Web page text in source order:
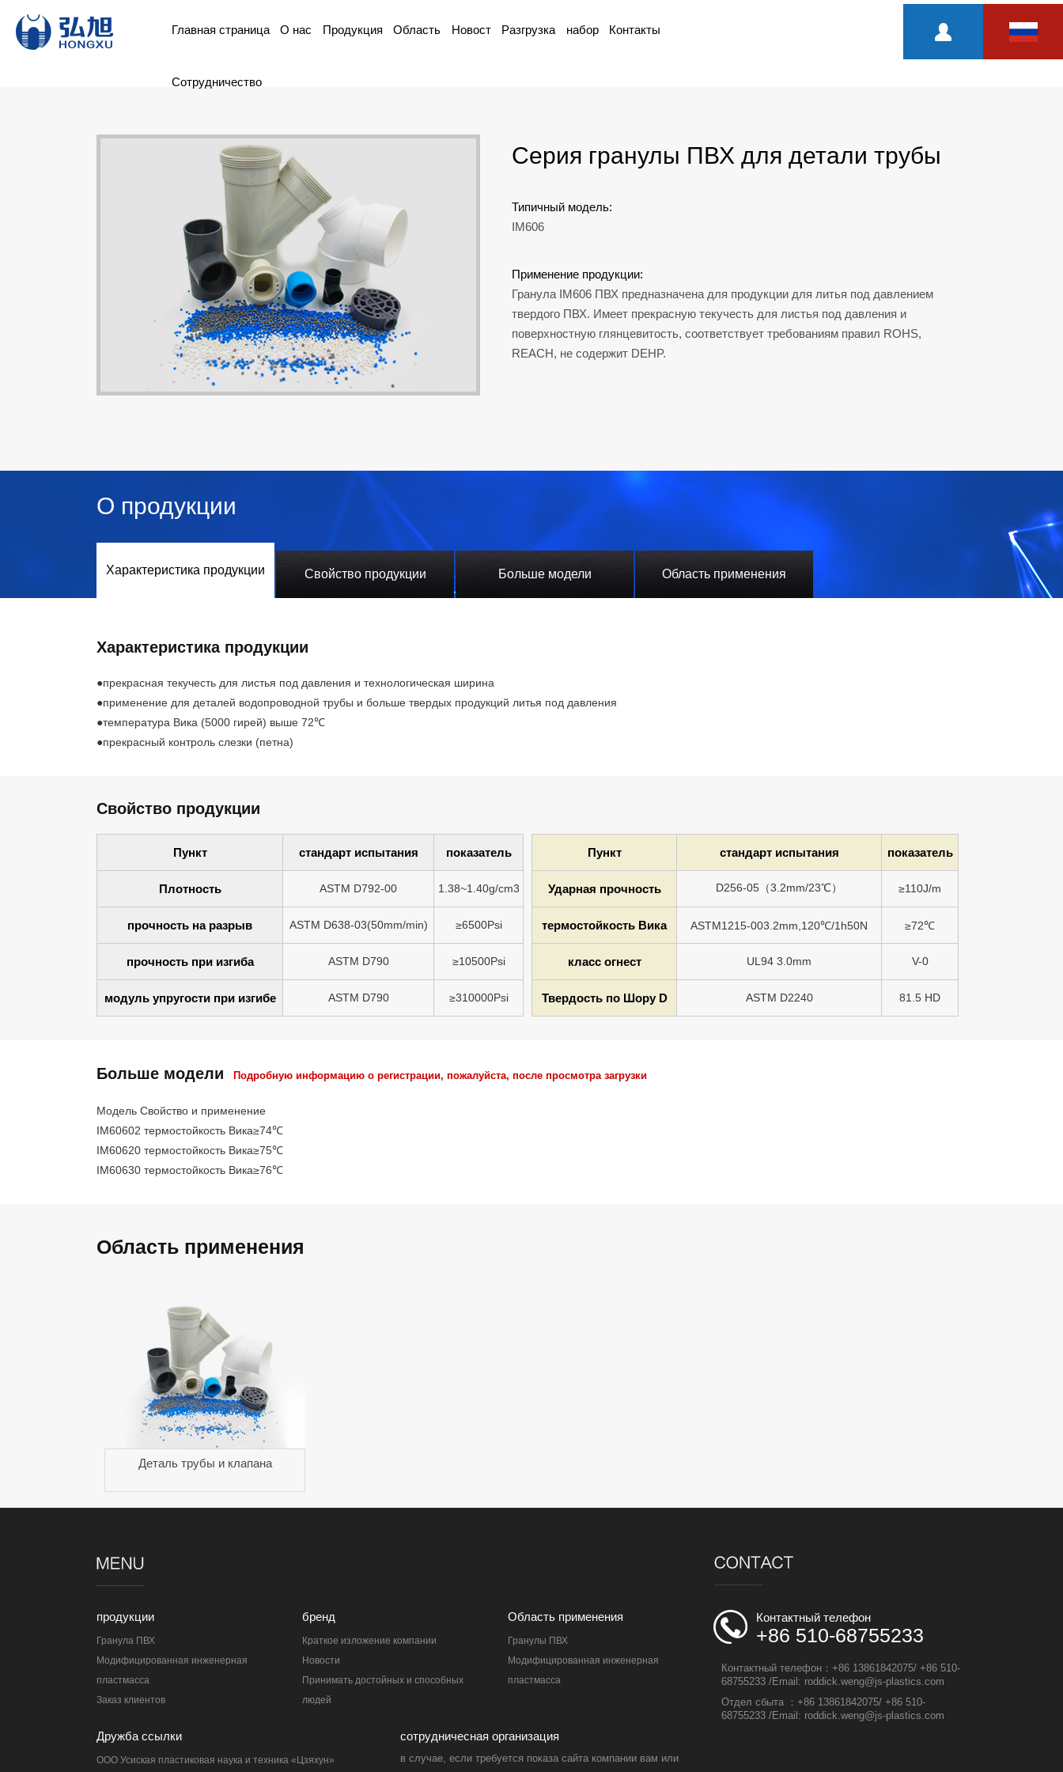
Главная страница О нас Продукция Область Новост Разгрузка набор Контакты
Сотрудничество
Серия гранулы ПВХ для детали трубы
Типичный модель:
IM606
Применение продукции:
Гранула IM606 ПВХ предназначена для продукции для литья под давлением
твердого ПВХ. Имеет прекрасную текучесть для листья под давления и
поверхностную глянцевитость, соответствует требованиям правил ROHS,
REACH, не содержит DEHP.
О продукции
Характеристика продукции Свойство продукции Больше модели Область применения
Характеристика продукции
●прекрасная текучесть для листья под давления и технологическая ширина
●применение для деталей водопроводной трубы и больше твердых продукций литья под давления
●температура Вика (5000 гирей) выше 72℃
●прекрасный контроль слезки (петна)
Свойство продукции
Пункт стандарт испытания показатель
Плотность ASTM D792-00 1.38~1.40g/cm3
прочность на разрыв ASTM D638-03(50mm/min) ≥6500Psi
прочность при изгиба ASTM D790 ≥10500Psi
модуль упругости при изгибе ASTM D790 ≥310000Psi
Пункт стандарт испытания показатель
Ударная прочность D256-05（3.2mm/23℃） ≥110J/m
термостойкость Вика ASTM1215-003.2mm,120℃/1h50N ≥72℃
класс огнест UL94 3.0mm V-0
Твердость по Шору D ASTM D2240 81.5 HD
Больше модели Подробную информацию о регистрации, пожалуйста, после просмотра загрузки
Модель Свойство и применение
IM60602 термостойкость Вика≥74℃
IM60620 термостойкость Вика≥75℃
IM60630 термостойкость Вика≥76℃
Область применения
Деталь трубы и клапана
продукции
Гранула ПВХ
Модифицированная инженерная
пластмасса
Заказ клиентов
бренд
Краткое изложение компании
Новости
Принимать достойных и способных
людей
Область применения
Гранулы ПВХ
Модифицированная инженерная
пластмасса
Контактный телефон
+86 510-68755233
Контактный телефон：+86 13861842075/ +86 510-
68755233 /Email: roddick.weng@js-plastics.com
Отдел сбыта ：+86 13861842075/ +86 510-
68755233 /Email: roddick.weng@js-plastics.com
Дружба ссылки
ООО Усиская пластиковая наука и техника «Цзяхун»
сотрудничесная организация
в случае, если требуется показа сайта компании вам или